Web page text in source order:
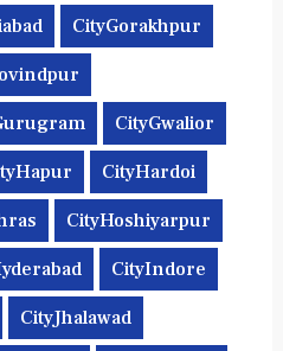
CityGorakhpur
CityGwalior
CityHardoi
CityHoshiyarpur
CityIndore
CityJhalawad